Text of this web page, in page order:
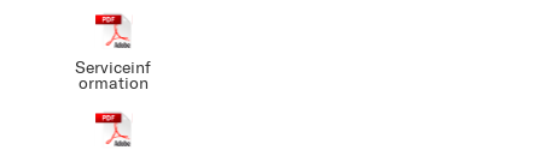
Serviceinf
ormation